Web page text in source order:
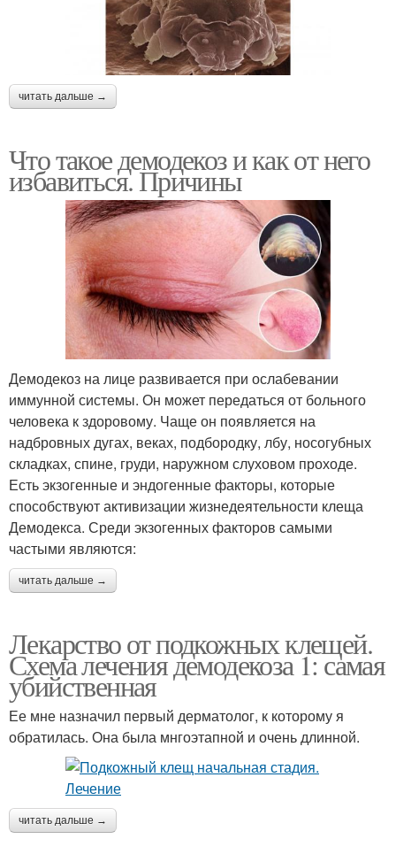
читать дальше →
Что такое демодекоз и как от него
избавиться. Причины
Демодекоз на лице развивается при ослабевании
иммунной системы. Он может передаться от больного
человека к здоровому. Чаще он появляется на
надбровных дугах, веках, подбородку, лбу, носогубных
складках, спине, груди, наружном слуховом проходе.
Есть экзогенные и эндогенные факторы, которые
способствуют активизации жизнедеятельности клеща
Демодекса. Среди экзогенных факторов самыми
частыми являются:
читать дальше →
Лекарство от подкожных клещей.
Схема лечения демодекоза 1: самая
убийственная
Ее мне назначил первый дерматолог, к которому я
обратилась. Она была мнгоэтапной и очень длинной.
читать дальше →